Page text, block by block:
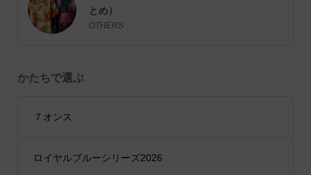
とめ）
OTHERS
かたちで選ぶ
７オンス
ロイヤルブルーシリーズ2026